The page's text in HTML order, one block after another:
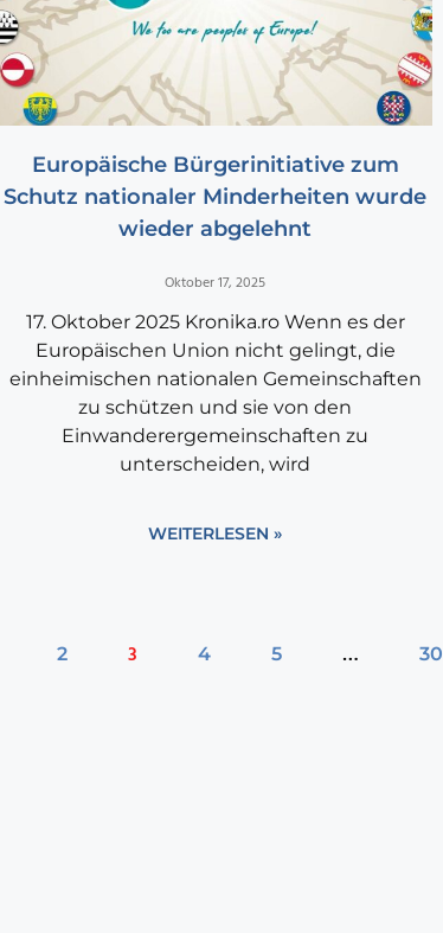
Europäische Bürgerinitiative zum
Schutz nationaler Minderheiten wurde
wieder abgelehnt
Oktober 17, 2025
17. Oktober 2025 Kronika.ro Wenn es der
Europäischen Union nicht gelingt, die
einheimischen nationalen Gemeinschaften
zu schützen und sie von den
Einwanderergemeinschaften zu
unterscheiden, wird
WEITERLESEN »
2 3 4 5 … 30